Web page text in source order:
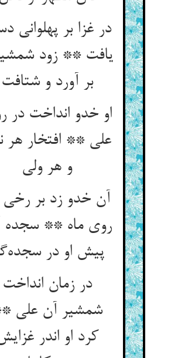
در غزا بر پهلوانی
یافت ** زود
بر آورد و شتافت‌‌
او خدو انداخت در
علی ** افتخار هر
آن خدو زد بر رخی
روی ماه ** سجده
در زمان انداخت
شمشیر آن علی
کرد او اندر